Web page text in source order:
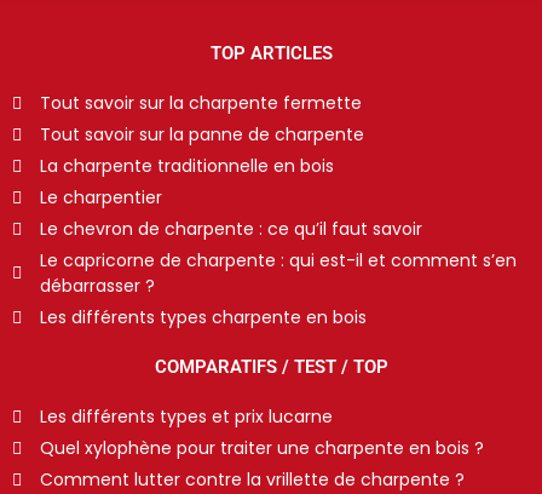
TOP ARTICLES
Tout savoir sur la charpente fermette
Tout savoir sur la panne de charpente
La charpente traditionnelle en bois
Le charpentier
Le chevron de charpente : ce qu’il faut savoir
Le capricorne de charpente : qui est-il et comment s’en
débarrasser ?
Les différents types charpente en bois
COMPARATIFS / TEST / TOP
Les différents types et prix lucarne
Quel xylophène pour traiter une charpente en bois ?
Comment lutter contre la vrillette de charpente ?